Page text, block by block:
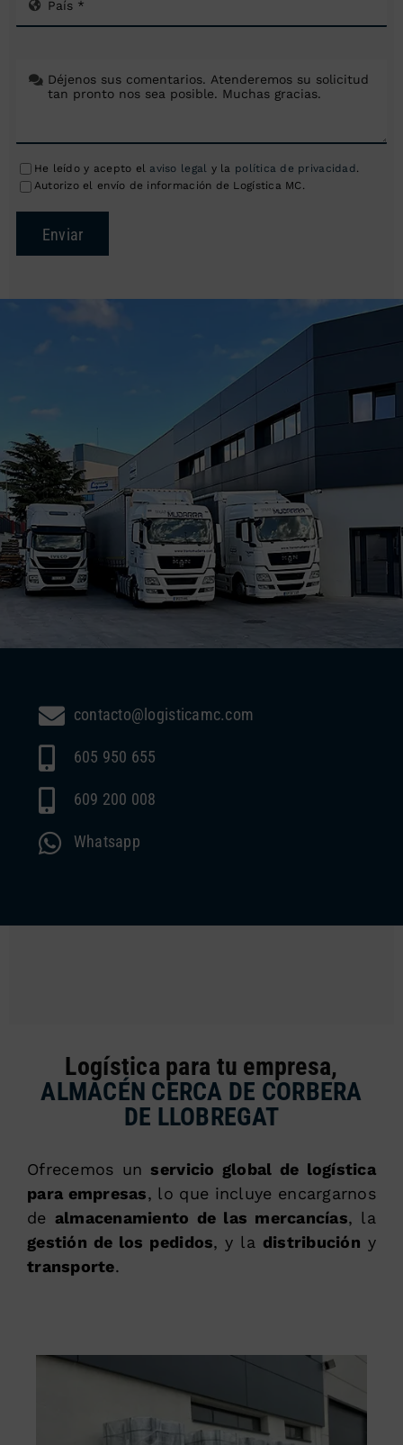
contacto@logisticamc.com
605 950 655
609 200 008
Whatsapp
He leído y acepto el aviso legal y la política de privacidad.
Autorizo el envío de información de Logística MC.
Enviar
Logística para tu empresa,
ALMACÉN CERCA DE CORBERA
DE LLOBREGAT
Ofrecemos un servicio global de logística
para empresas, lo que incluye encargarnos
de almacenamiento de las mercancías, la
gestión de los pedidos, y la distribución y
transporte.